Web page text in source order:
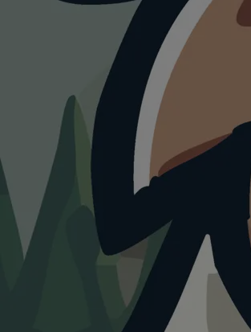
Wanderung im
Mooswald am
Opfinger See